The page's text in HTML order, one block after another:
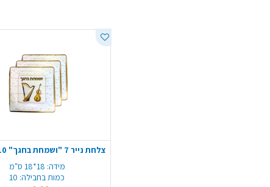
מידה: 18*18 ס"מ
כמות בחבילה: 10